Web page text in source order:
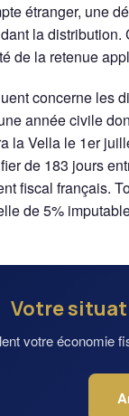
étranger, une
la
de la retenue
concerne les
année civile
la Vella le 1er
de 183 jours
fiscal français.
de 5%
Votre
votre économie